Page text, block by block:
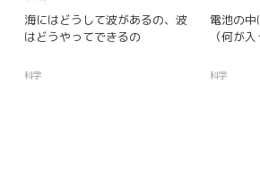
海にはどうして波があるの、波
はどうやってできるの
科学
電池の
（何が
科学